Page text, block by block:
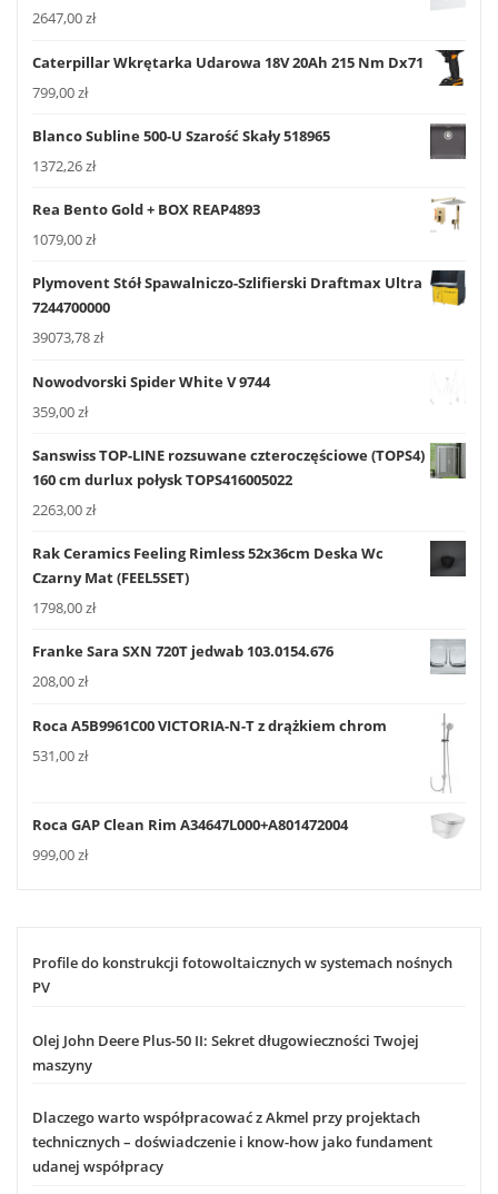
2647,00zł
Caterpillar Wkrętarka Udarowa 18V 20Ah 215 Nm Dx71
799,00zł
Blanco Subline 500-U Szarość Skały 518965
1372,26zł
Rea Bento Gold + BOX REAP4893
1079,00zł
Plymovent Stół Spawalniczo-Szlifierski Draftmax Ultra
7244700000
39073,78zł
Nowodvorski Spider White V 9744
359,00zł
Sanswiss TOP-LINE rozsuwane czteroczęściowe (TOPS4)
160 cm durlux połysk TOPS416005022
2263,00zł
Rak Ceramics Feeling Rimless 52x36cm Deska Wc
Czarny Mat (FEEL5SET)
1798,00zł
Franke Sara SXN 720T jedwab 103.0154.676
208,00zł
Roca A5B9961C00 VICTORIA-N-T z drążkiem chrom
531,00zł
Roca GAP Clean Rim A34647L000+A801472004
999,00zł
Profile do konstrukcji fotowoltaicznych w systemach nośnych
PV
Olej John Deere Plus-50 II: Sekret długowieczności Twojej
maszyny
Dlaczego warto współpracować z Akmel przy projektach
technicznych – doświadczenie i know-how jako fundament
udanej współpracy